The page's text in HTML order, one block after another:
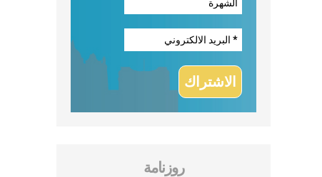
روزنامة